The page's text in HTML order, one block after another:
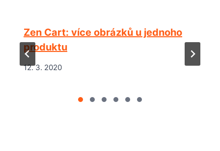
Zen Cart: více obrázků u jednoho
produktu
12. 3. 2020